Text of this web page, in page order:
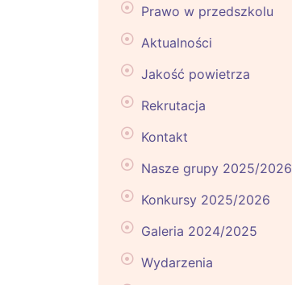
Prawo w przedszkolu
Aktualności
Jakość powietrza
Rekrutacja
Kontakt
Nasze grupy 2025/2026
Konkursy 2025/2026
Galeria 2024/2025
Wydarzenia